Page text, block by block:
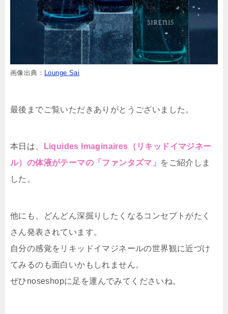
画像出典： Lounge Sai
最後までご覧いただきありがとうございました。
本日は、
Liquides Imaginaires（リキッドイマジネー
ル）の体液がテーマの「ファンタズマ」
をご紹介しま
した。
他にも、どんどん深掘りしたくなるコンセプトがたく
さん発表されています。
自分の感覚をリキッドイマジネールの世界観に近づけ
てみるのも面白いかもしれません。
ぜひnoseshopに足を運んでみてくださいね。